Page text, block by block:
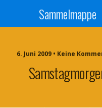
Sammelmappe
6. Juni 2009 • Keine